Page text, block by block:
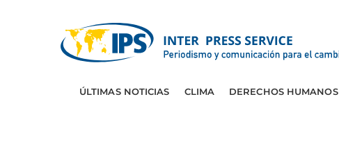
ÚLTIMAS NOTICIAS CLIMA DERECHOS HUMANOS